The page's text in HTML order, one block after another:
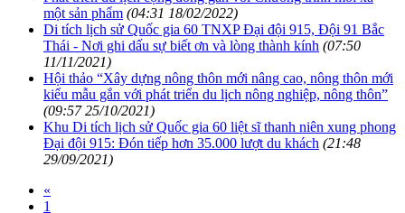
một sản phẩm (04:31 18/02/2022)
Di tích lịch sử Quốc gia 60 TNXP Đại đội 915, Đội 91 Bắc
Thái - Nơi ghi dấu sự biết ơn và lòng thành kính (07:50
11/11/2021)
Hội thảo “Xây dựng nông thôn mới nâng cao, nông thôn mới
kiểu mẫu gắn với phát triển du lịch nông nghiệp, nông thôn”
(09:57 25/10/2021)
Khu Di tích lịch sử Quốc gia 60 liệt sĩ thanh niên xung phong
Đại đội 915: Đón tiếp hơn 35.000 lượt du khách (21:48
29/09/2021)
«
1